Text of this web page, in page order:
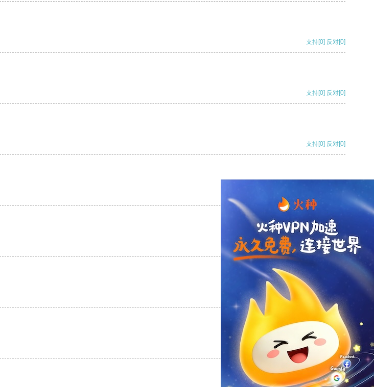
支持[0] 反对[0]
支持[0] 反对[0]
支持[0] 反对[0]
支持 [0] 反对[0]
支持[0] 反对
支持[0] 反对[0]